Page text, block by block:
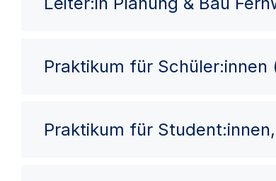
Praktikum für Schüler:innen
Praktikum für